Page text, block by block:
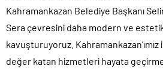
Kahramankazan Belediye Başkanı
Sera çevresini daha modern ve
kavuşturuyoruz.
değer katan hizmetleri hayata